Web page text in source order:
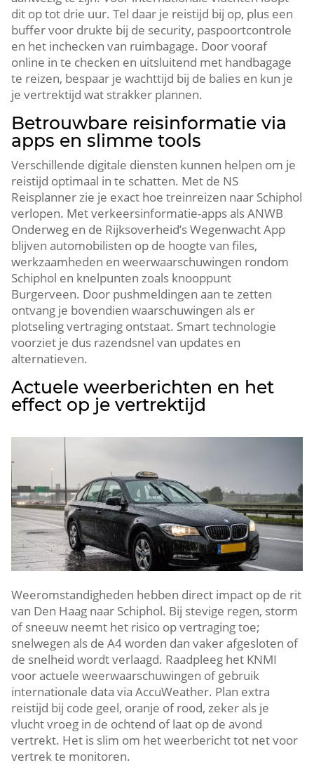
dit op tot drie uur. Tel daar je reistijd bij op, plus een
buffer voor drukte bij de security, paspoortcontrole
en het inchecken van ruimbagage. Door vooraf
online in te checken en uitsluitend met handbagage
te reizen, bespaar je wachttijd bij de balies en kun je
je vertrektijd wat strakker plannen.
Betrouwbare reisinformatie via
apps en slimme tools
Verschillende digitale diensten kunnen helpen om je
reistijd optimaal in te schatten. Met de NS
Reisplanner zie je exact hoe treinreizen naar Schiphol
verlopen. Met verkeersinformatie-apps als ANWB
Onderweg en de Rijksoverheid’s Wegenwacht App
blijven automobilisten op de hoogte van files,
werkzaamheden en weerwaarschuwingen rondom
Schiphol en knelpunten zoals knooppunt
Burgerveen. Door pushmeldingen aan te zetten
ontvang je bovendien waarschuwingen als er
plotseling vertraging ontstaat. Smart technologie
voorziet je dus razendsnel van updates en
alternatieven.
Actuele weerberichten en het
effect op je vertrektijd
Weeromstandigheden hebben direct impact op de rit
van Den Haag naar Schiphol. Bij stevige regen, storm
of sneeuw neemt het risico op vertraging toe;
snelwegen als de A4 worden dan vaker afgesloten of
de snelheid wordt verlaagd. Raadpleeg het KNMI
voor actuele weerwaarschuwingen of gebruik
internationale data via AccuWeather. Plan extra
reistijd bij code geel, oranje of rood, zeker als je
vlucht vroeg in de ochtend of laat op de avond
vertrekt. Het is slim om het weerbericht tot net voor
vertrek te monitoren.